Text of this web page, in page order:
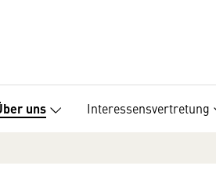
uns Interessensvertretung